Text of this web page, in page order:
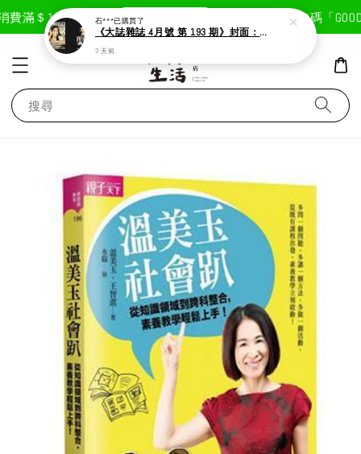
滿＄1800免運費 現在去購物！ 首次註冊輸入折扣碼「
搜尋
石***已購買了
《大誌雜誌 4月號 第 193 期》封面：Solar 頌樂
3 天前